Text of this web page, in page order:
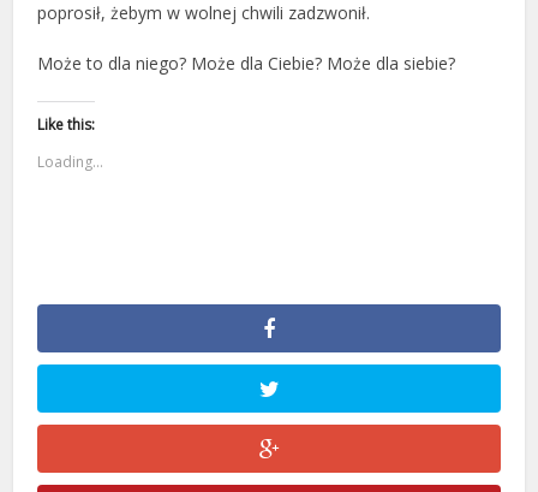
poprosił, żebym w wolnej chwili zadzwonił.
Może to dla niego? Może dla Ciebie? Może dla siebie?
Like this:
Loading...